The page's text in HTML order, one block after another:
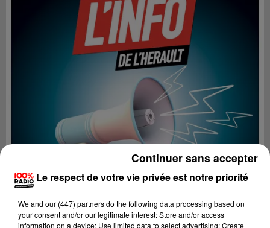
Le respect de votre vie privée est notre priorité
We and our (447) partnersdo the following data processing based on
your consent and/or our legitimate interest: Store and/or access
information on a device; Use limited data to select advertising; Create
Continuer sans accepter